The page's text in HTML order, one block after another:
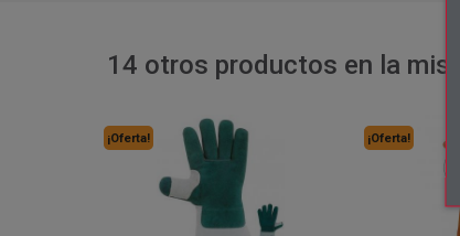
14 otros productos en la
¡Oferta! ¡Oferta!